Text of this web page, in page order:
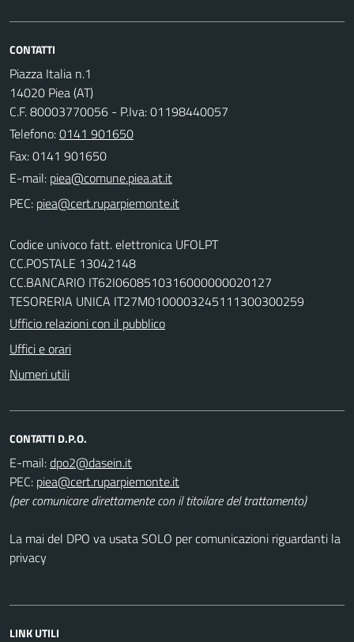
CONTATTI
Piazza Italia n.1
14020 Piea (AT)
C.F. 80003770056 - P.Iva: 01198440057
Telefono:0141 901650
Fax: 0141 901650
E-mail:
PEC:
Codice univoco fatt. elettronica UFOLPT
CC.POSTALE 13042148
CC.BANCARIO IT62I0608510316000000020127
TESORERIA UNICA IT27M0100003245111300300259
Ufficio relazioni con il pubblico
Uffici e orari
Numeri utili
CONTATTI D.P.O.
E-mail:
PEC:
(per comunicare direttamente con il titoilare del trattamento)
La mai del DPO va usata SOLO per comunicazioni riguardanti la
privacy
LINK UTILI